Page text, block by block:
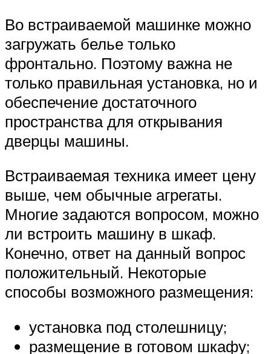
Во встраиваемой машинке можно
загружать белье только
фронтально. Поэтому важна не
только правильная установка, но и
обеспечение достаточного
пространства для открывания
дверцы машины.
Встраиваемая техника имеет цену
выше, чем обычные агрегаты.
Многие задаются вопросом, можно
ли встроить машину в шкаф.
Конечно, ответ на данный вопрос
положительный. Некоторые
способы возможного размещения:
установка под столешницу;
размещение в готовом шкафу;